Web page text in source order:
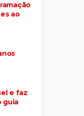
ao
e faz
guia